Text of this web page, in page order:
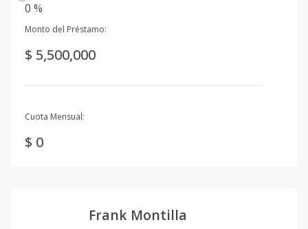
0 %
Monto del Préstamo:
$ 5,500,000
Cuota Mensual:
$ 0
Frank Montilla